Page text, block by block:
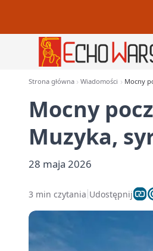
Strona główna Wiadomości Mocny
Mocny
Muzyka,
28 maja 2026
3 min czytania Udostępnij